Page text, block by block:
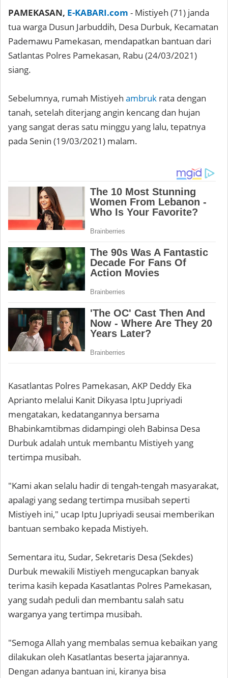
PAMEKASAN, E-KABARI.com - Mistiyeh (71) janda
tua warga Dusun Jarbuddih, Desa Durbuk, Kecamatan
Pademawu Pamekasan, mendapatkan bantuan dari
Satlantas Polres Pamekasan, Rabu (24/03/2021)
siang.
Sebelumnya, rumah Mistiyeh ambruk rata dengan
tanah, setelah diterjang angin kencang dan hujan
yang sangat deras satu minggu yang lalu, tepatnya
pada Senin (19/03/2021) malam.
Kasatlantas Polres Pamekasan, AKP Deddy Eka
Aprianto melalui Kanit Dikyasa Iptu Jupriyadi
mengatakan, kedatangannya bersama
Bhabinkamtibmas didampingi oleh Babinsa Desa
Durbuk adalah untuk membantu Mistiyeh yang
tertimpa musibah.
"Kami akan selalu hadir di tengah-tengah masyarakat,
apalagi yang sedang tertimpa musibah seperti
Mistiyeh ini," ucap Iptu Jupriyadi seusai memberikan
bantuan sembako kepada Mistiyeh.
Sementara itu, Sudar, Sekretaris Desa (Sekdes)
Durbuk mewakili Mistiyeh mengucapkan banyak
terima kasih kepada Kasatlantas Polres Pamekasan,
yang sudah peduli dan membantu salah satu
warganya yang tertimpa musibah.
"Semoga Allah yang membalas semua kebaikan yang
dilakukan oleh Kasatlantas beserta jajarannya.
Dengan adanya bantuan ini, kiranya bisa